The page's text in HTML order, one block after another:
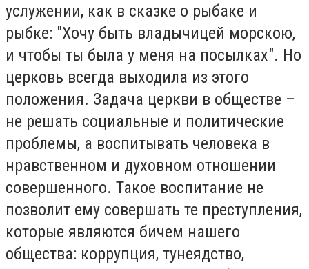
услужении, как в сказке о рыбаке и
рыбке: "Хочу быть владычицей морскою,
и чтобы ты была у меня на посылках". Но
церковь всегда выходила из этого
положения. Задача церкви в обществе –
не решать социальные и политические
проблемы, а воспитывать человека в
нравственном и духовном отношении
совершенного. Такое воспитание не
позволит ему совершать те преступления,
которые являются бичем нашего
общества: коррупция, тунеядство,